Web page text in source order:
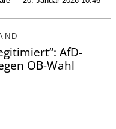
AfD-
OB-Wahl